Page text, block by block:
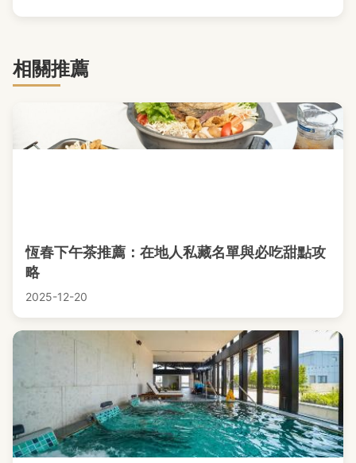
相關推薦
恆春下午茶推薦：在地人私藏名單與必吃甜點攻
略
2025-12-20